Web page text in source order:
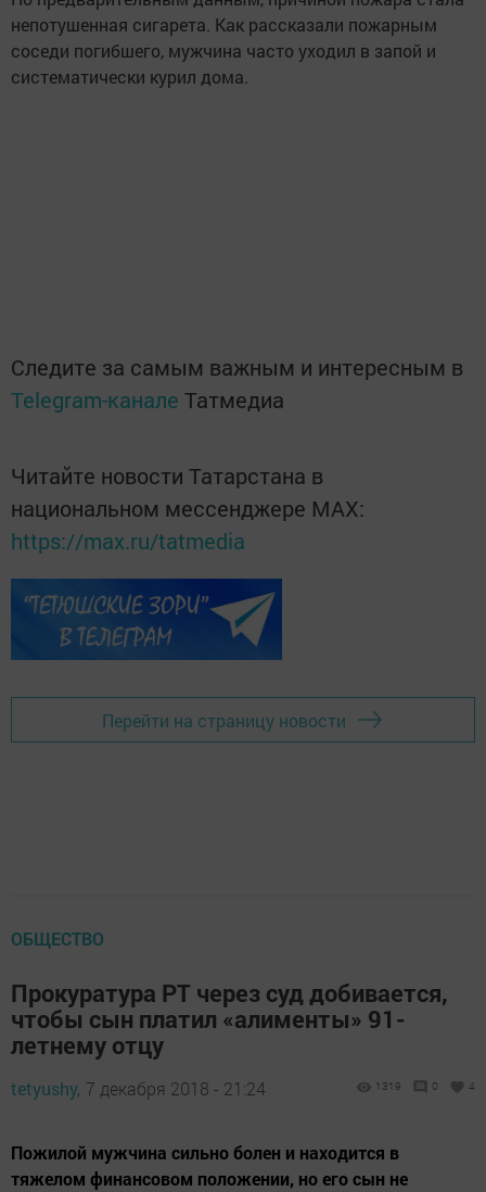
непотушенная сигарета. Как рассказали пожарным
соседи погибшего, мужчина часто уходил в запой и
систематически курил дома.
Следите за самым важным и интересным в
Telegram-канале Татмедиа
Читайте новости Татарстана в
национальном мессенджере MАХ:
https://max.ru/tatmedia
Перейти на страницу новости
ОБЩЕСТВО
Прокуратура РТ через суд добивается,
чтобы сын платил «алименты» 91-
летнему отцу
tetyushy, 7 декабря 2018 - 21:24 1319 0 4
Пожилой мужчина сильно болен и находится в
тяжелом финансовом положении, но его сын не